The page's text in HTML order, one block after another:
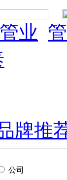
管业
牌推
公司